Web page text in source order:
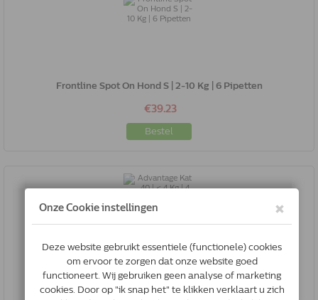
Frontline Spot On Hond S | 2-10 Kg | 6 Pipetten
€39.23
Bestel
Advantage Kat 40 | < 4 Kg | 4 Pipetten
€23.66